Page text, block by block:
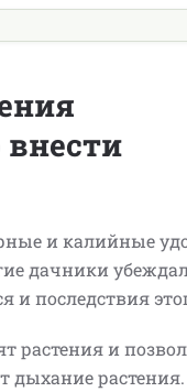
и калийные
дачники
и последствия
растения и
дыхание